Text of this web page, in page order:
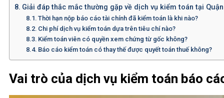
Giải đáp thắc mắc thường gặp về dịch vụ kiểm toán tại
Thời hạn nộp báo cáo tài chính đã kiểm toán là khi nào?
Chi phí dịch vụ kiểm toán dựa trên tiêu chí nào?
Kiểm toán viên có quyền xem chứng từ gốc không?
Báo cáo kiểm toán có thay thế được quyết toán thuế không?
Vai trò của dịch vụ kiểm toán báo